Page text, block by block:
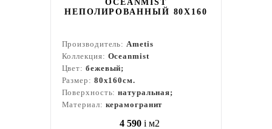
OCEANMIST
НЕПОЛИРОВАННЫЙ 80X160
Производитель:Ametis
Коллекция: Oceanmist
Цвет: бежевый;
Размер: 80x160см.
Поверхность:натуральная;
Материал: керамогранит
4 590 i м2